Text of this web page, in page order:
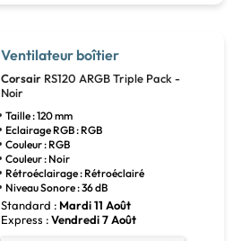
Ventilateur boîtier
Corsair RS120 ARGB Triple Pack -
Noir
Taille : 120 mm
Eclairage RGB : RGB
Couleur : RGB
Couleur : Noir
Rétroéclairage : Rétroéclairé
Niveau Sonore : 36 dB
Standard : Mardi 11 Août
Express :Vendredi 7 Août